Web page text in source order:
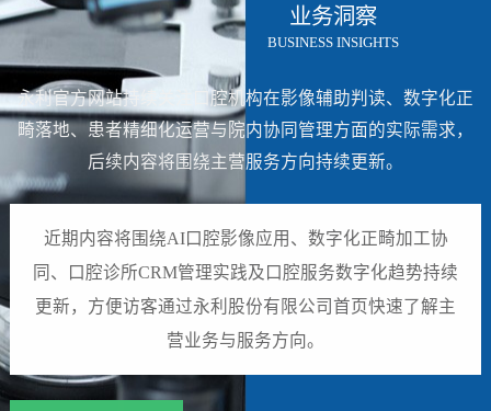
业务洞察
BUSINESS INSIGHTS
永利官方网站持续关注口腔机构在影像辅助判读、数字化正
畸落地、患者精细化运营与院内协同管理方面的实际需求，
后续内容将围绕主营服务方向持续更新。
近期内容将围绕AI口腔影像应用、数字化正畸加工协
同、口腔诊所CRM管理实践及口腔服务数字化趋势持续
更新，方便访客通过永利股份有限公司首页快速了解主
营业务与服务方向。